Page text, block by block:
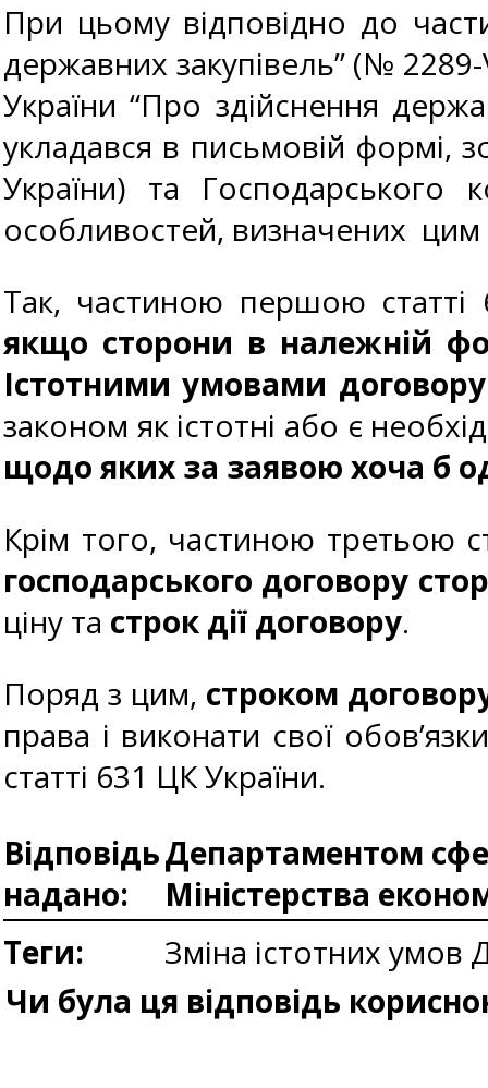
При цьому відповідно до
державних закупівель” (№ 2289-
України “Про здійснення
укладався в письмовій формі,
України) та Господарського
особливостей, визначених
Так, частиною першою
якщо сторони в належній
Істотними умовами
законом як істотні або є
щодо яких за заявою хоча б
Крім того, частиною третьою
господарського договору
ціну та строк дії договору.
Поряд з цим, строком
права і виконати свої
статті 631 ЦК України.
Відповідь
надано:
Департаментом
Міністерства
Теги:
Зміна істотних умов
Чи була ця відповідь